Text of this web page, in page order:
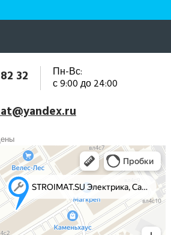
32 Пн-Вс:
с 9:00 до 24:00